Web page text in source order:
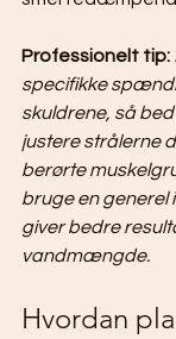
Professionelt tip:
specifikke
skuldrene, så
justere strålerne
berørte
bruge en generel
giver bedre
vandmængde.
Hvordan